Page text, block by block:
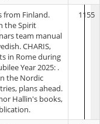
from Finland.
the Spirit
team manual
CHARIS,
in Rome during
Year 2025: .
the Nordic
plans ahead.
Hallin's books,
1155